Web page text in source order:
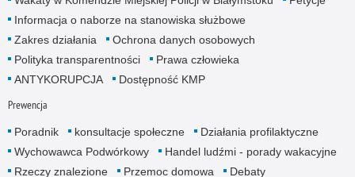
Informacja o naborze na stanowiska służbowe
Zakres działania
Ochrona danych osobowych
Polityka transparentności
Prawa człowieka
ANTYKORUPCJA
Dostępność KMP
Prewencja
Poradnik konsultacje społeczne
Działania profilaktyczne
Wychowawca Podwórkowy
Handel ludźmi - porady wakacyjne
Rzeczy znalezione
Przemoc domowa
Debaty